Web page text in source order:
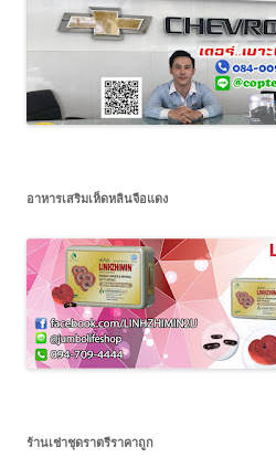
อาหารเสริมเห็ดหลินจือแดง
ร้านเช่าชุดราตรีราคาถูก